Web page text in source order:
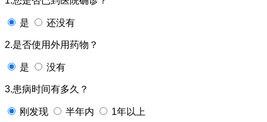
是 还没有
2.是否使用外用药物？
是 没有
3.患病时间有多久？
刚发现 半年内 1年以上